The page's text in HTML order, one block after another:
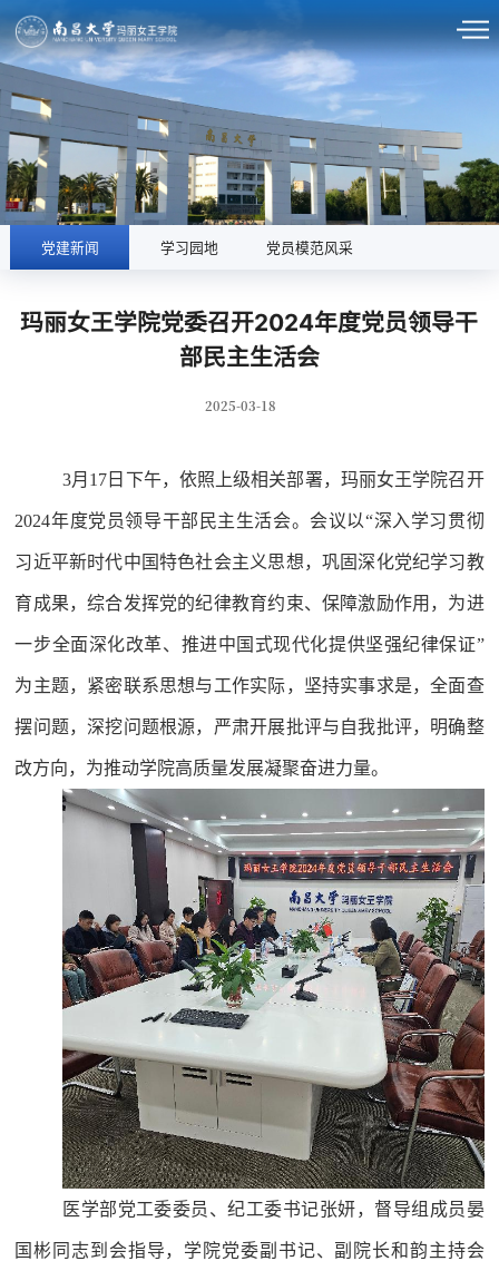
党建新闻 学习园地 党员模范风采
玛丽女王学院党委召开2024年度党员领导干
部民主生活会
2025-03-18
3月17日下午，依照上级相关部署，玛丽女王学院召开
2024年度党员领导干部民主生活会。会议以“深入学习贯彻
习近平新时代中国特色社会主义思想，巩固深化党纪学习教
育成果，综合发挥党的纪律教育约束、保障激励作用，为进
一步全面深化改革、推进中国式现代化提供坚强纪律保证”
为主题，紧密联系思想与工作实际，坚持实事求是，全面查
摆问题，深挖问题根源，严肃开展批评与自我批评，明确整
改方向，为推动学院高质量发展凝聚奋进力量。
医学部党工委委员、纪工委书记张妍，督导组成员晏
国彬同志到会指导，学院党委副书记、副院长和韵主持会